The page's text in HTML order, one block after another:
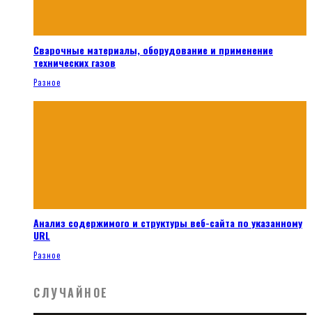
Сварочные материалы, оборудование и применение
технических газов
Разное
Анализ содержимого и структуры веб-сайта по указанному
URL
Разное
СЛУЧАЙНОЕ